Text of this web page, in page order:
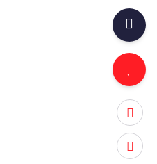
twitter